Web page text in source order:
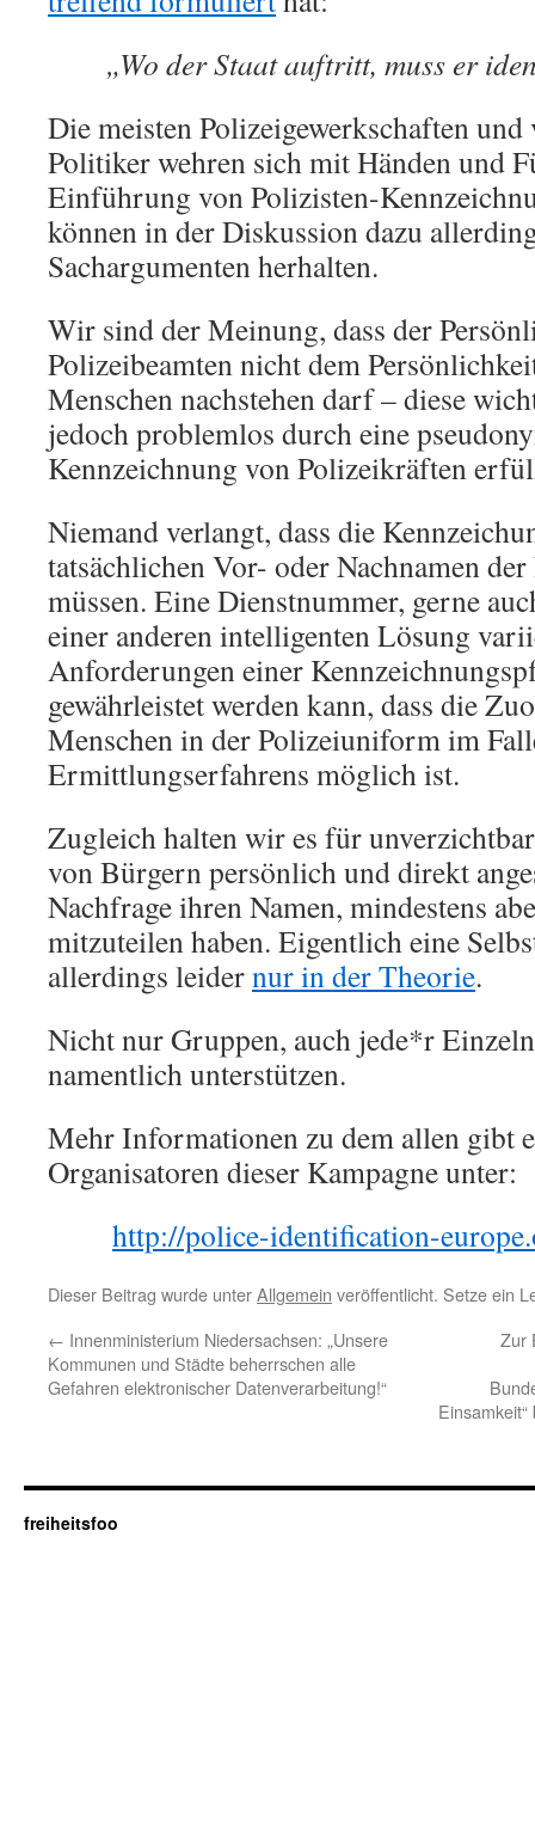
„Wo der Staat auftritt, muss er
Die meisten Polizeigewerkschaften
Politiker wehren sich mit Händen und
Einführung von Polizisten-
können in der Diskussion dazu
Sachargumenten herhalten.
Wir sind der Meinung, dass der
Polizeibeamten nicht dem
Menschen nachstehen darf – diese
jedoch problemlos durch eine
Kennzeichnung von Polizeikräften
Niemand verlangt, dass die
tatsächlichen Vor- oder Nachnamen
müssen. Eine Dienstnummer, gerne
einer anderen intelligenten Lösung
Anforderungen einer
gewährleistet werden kann, dass die
Menschen in der Polizeiuniform im
Ermittlungserfahrens möglich ist.
Zugleich halten wir es für
von Bürgern persönlich und direkt
Nachfrage ihren Namen, mindestens
mitzuteilen haben. Eigentlich eine
allerdings leidernur in der Theorie.
Nicht nur Gruppen, auch jede*r
namentlich unterstützen.
Mehr Informationen zu dem allen gibt
Organisatoren dieser Kampagne unter:
http://police-identification-
Dieser Beitrag wurde unterAllgemein veröffentlicht. Setze ein
← Innenministerium Niedersachsen: „Unsere
Kommunen und Städte beherrschen alle
Gefahren elektronischer Datenverarbeitung!“
Zur
freiheitsfoo